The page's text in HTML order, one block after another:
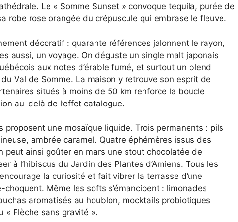
Le « Somme Sunset » convoque tequila, purée de
robe rose orangée du crépuscule qui embrase le fleuve.
décoratif : quarante références jalonnent le rayon,
aussi, un voyage. On déguste un single malt japonais
aux notes d’érable fumé, et surtout un blend
Val de Somme. La maison y retrouve son esprit de
situés à moins de 50 km renforce la boucle
au-delà de l’effet catalogue.
une mosaïque liquide. Trois permanents : pils
ambrée caramel. Quatre éphémères issus des
peut ainsi goûter en mars une stout chocolatée de
à l’hibiscus du Jardin des Plantes d’Amiens. Tous les
la curiosité et fait vibrer la terrasse d’une
choquent. Même les softs s’émancipent : limonades
aromatisés au houblon, mocktails probiotiques
« Flèche sans gravité ».